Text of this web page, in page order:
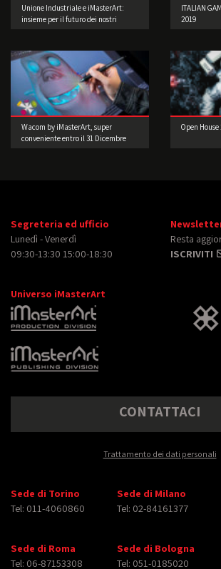
Unione Industriale e iMasterArt:
insieme per il futuro dei nostri
ITALIAN
2019
Wacom by iMasterArt, super
conveniente entro il 31 Dicembre
Open
Segreteria ed ufficio
Lunedì - Venerdì
09:30-13:30 15:00-18:30
Resta
ISCRIVITI
Universo iMasterArt
CONTATTACI
Trattamento dei dati personali
Sede di Torino
Tel: 011-4060860
Sede di Milano
Tel: 02-84161377
Sede di Roma
Tel: 06-87153308
Sede di Bologna
Tel: 051-0185020